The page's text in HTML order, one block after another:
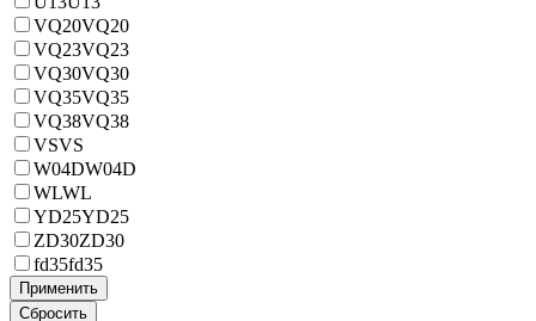
VQ20VQ20
VQ23VQ23
VQ30VQ30
VQ35VQ35
VQ38VQ38
VSVS
W04DW04D
WLWL
YD25YD25
ZD30ZD30
fd35fd35